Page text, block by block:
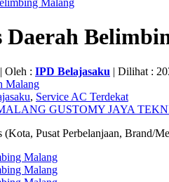
Malang
Daerah
Oleh : IPD Belajasaku | Dilihat :
Malang
, Service AC Terdekat
GUSTOMY JAYA
Pusat Perbelanjaan, Brand/